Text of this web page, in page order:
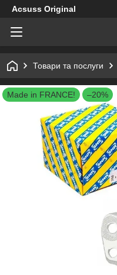
Acsuss Original
Товари та послуги
Made in FRANCE! –20%